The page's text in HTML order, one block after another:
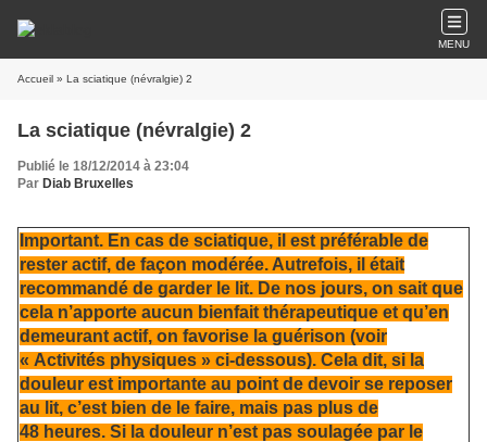
MENU
Accueil » La sciatique (névralgie) 2
La sciatique (névralgie) 2
Publié le 18/12/2014 à 23:04
Par Diab Bruxelles
Important. En cas de sciatique, il est préférable de
rester actif, de façon modérée. Autrefois, il était
recommandé de garder le lit. De nos jours, on sait que
cela n’apporte aucun bienfait thérapeutique et qu’en
demeurant actif, on favorise la guérison (voir
« Activités physiques » ci-dessous). Cela dit, si la
douleur est importante au point de devoir se reposer
au lit, c’est bien de le faire, mais pas plus de
48 heures. Si la douleur n’est pas soulagée par le